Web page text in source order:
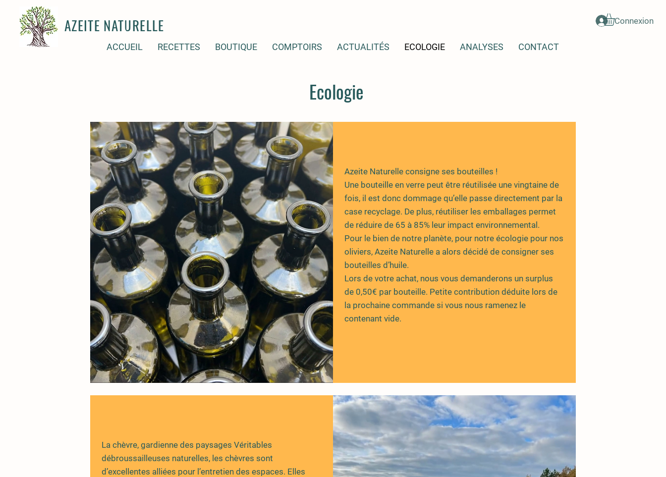
AZEITE NATURELLE
ACCUEIL RECETTES BOUTIQUE COMPTOIRS ACTUALITÉS ECOLOGIE ANALYSES CONTACT
Connexion
Ecologie
Azeite Naturelle consigne ses bouteilles !
Une bouteille en verre peut être réutilisée une vingtaine de
fois, il est donc dommage qu’elle passe directement par la
case recyclage. De plus, réutiliser les emballages permet
de réduire de 65 à 85% leur impact environnemental.
Pour le bien de notre planète, pour notre écologie pour nos
oliviers, Azeite Naturelle a alors décidé de consigner ses
bouteilles d’huile.
Lors de votre achat, nous vous demanderons un surplus
de 0,50€ par bouteille. Petite contribution déduite lors de
la prochaine commande si vous nous ramenez le
contenant vide.
La chèvre, gardienne des paysages Véritables
débroussailleuses naturelles, les chèvres sont
d’excellentes alliées pour l’entretien des espaces. Elles